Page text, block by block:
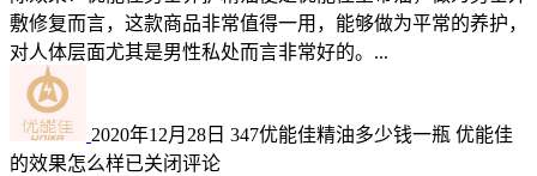
敷修复而言，这款商品非常值得一用，能够做为平常的养护，
对人体层面尤其是男性私处而言非常好的。...
2020年12月28日 347优能佳精油多少钱一瓶 优能佳
的效果怎么样已关闭评论